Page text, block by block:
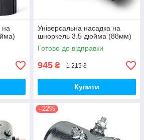
на
Універсальна насадка на
шноркель 3.5 дюйма (88мм)
Готово до відправки
945 ₴ 1 215 ₴
Купити
–22%